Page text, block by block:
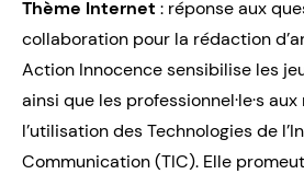
Thème Internet : réponse aux
collaboration pour la rédaction
Action Innocence sensibilise les
ainsi que les professionnel·le·s
l’utilisation des Technologies de
Communication (TIC). Elle